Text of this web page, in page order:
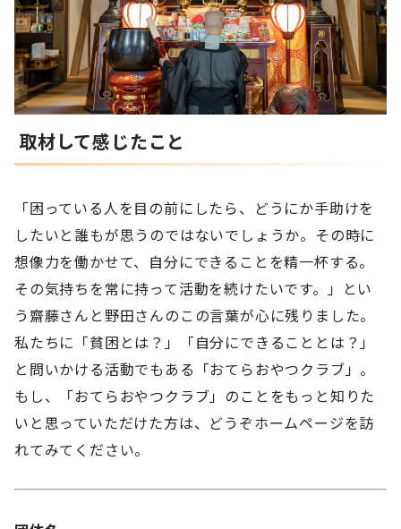
取材して感じたこと
「困っている人を目の前にしたら、どうにか手助けを
したいと誰もが思うのではないでしょうか。その時に
想像力を働かせて、自分にできることを精一杯する。
その気持ちを常に持って活動を続けたいです。」とい
う齋藤さんと野田さんのこの言葉が心に残りました。
私たちに「貧困とは？」「自分にできることとは？」
と問いかける活動でもある「おてらおやつクラブ」。
もし、「おてらおやつクラブ」のことをもっと知りた
いと思っていただけた方は、どうぞホームページを訪
れてみてください。